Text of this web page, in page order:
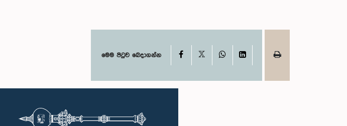
මෙම පිටුව බෙදාගන්න Facebook WhatsAppLinkedIn